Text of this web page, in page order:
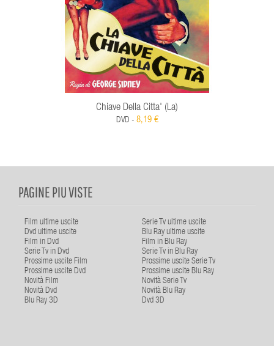
Chiave Della Citta' (La)
DVD - 8,19 €
PAGINE PIU VISTE
Film ultime uscite
Serie Tv ultime uscite
Dvd ultime uscite
Blu Ray ultime uscite
Film in Dvd
Film in Blu Ray
Serie Tv in Dvd
Serie Tv in Blu Ray
Prossime uscite Film
Prossime uscite Serie Tv
Prossime uscite Dvd
Prossime uscite Blu Ray
Novità Film
Novità Serie Tv
Novità Dvd
Novità Blu Ray
Blu Ray 3D
Dvd 3D